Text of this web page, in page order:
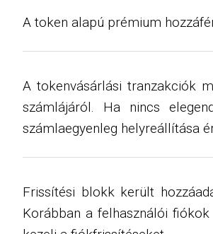
A token alapú prémium
A tokenvásárlási tranzakciók
számlájáról. Ha nincs
számlaegyenleg helyreállítása
Frissítési blokk került
Korábban a felhasználói